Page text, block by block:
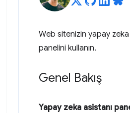
Web sitenizin yapay zeka
panelini kullanın.
Genel Bakış
Yapay zeka asistanı